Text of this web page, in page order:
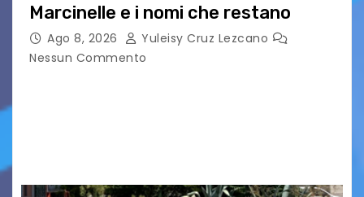
Marcinelle e i nomi che restano
Ago 8, 2026
Yuleisy Cruz Lezcano
Nessun Commento